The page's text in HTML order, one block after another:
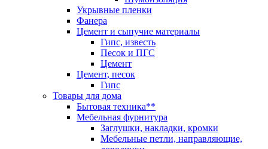
Укрывные пленки
Фанера
Цемент и сыпучие материалы
Гипс, известь
Песок и ПГС
Цемент
Цемент, песок
Гипс
Товары для дома
Бытовая техника**
Мебельная фурнитура
Заглушки, накладки, кромки
Мебельные петли, направляющие,